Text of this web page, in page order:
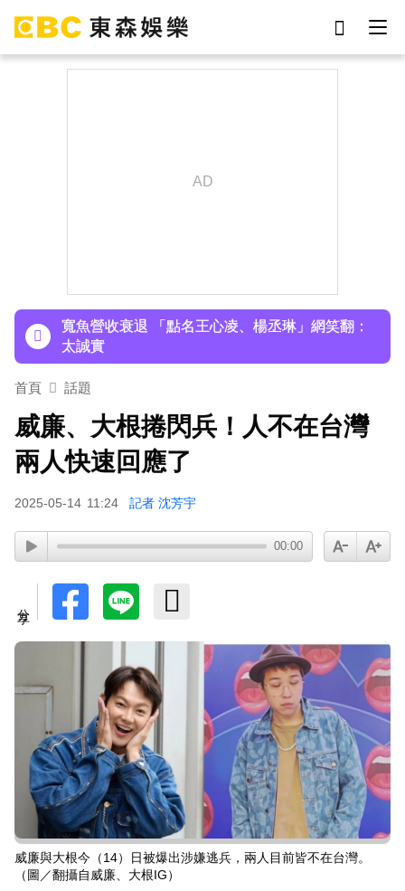
下載東森App，隨時掌握天下大小事！
寬魚營收衰退 「點名王心凌、楊丞琳」網笑翻：
太誠實
家長曝「小S私下為人」徹底改觀 網友洗版認證
下載東森App，隨時掌握天下大小事！
涉製毒、跨國販毒！埃及女星被判死刑
首頁 話題
威廉、大根捲閃兵！人不在台灣
兩人快速回應了
2025-05-14 11:24 記者 沈芳宇
00:00
威廉與大根今（14）日被爆出涉嫌逃兵，兩人目前皆不在台灣。
（圖／翻攝自威廉、大根IG）